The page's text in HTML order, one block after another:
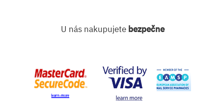
U nás nakupujete bezpečne